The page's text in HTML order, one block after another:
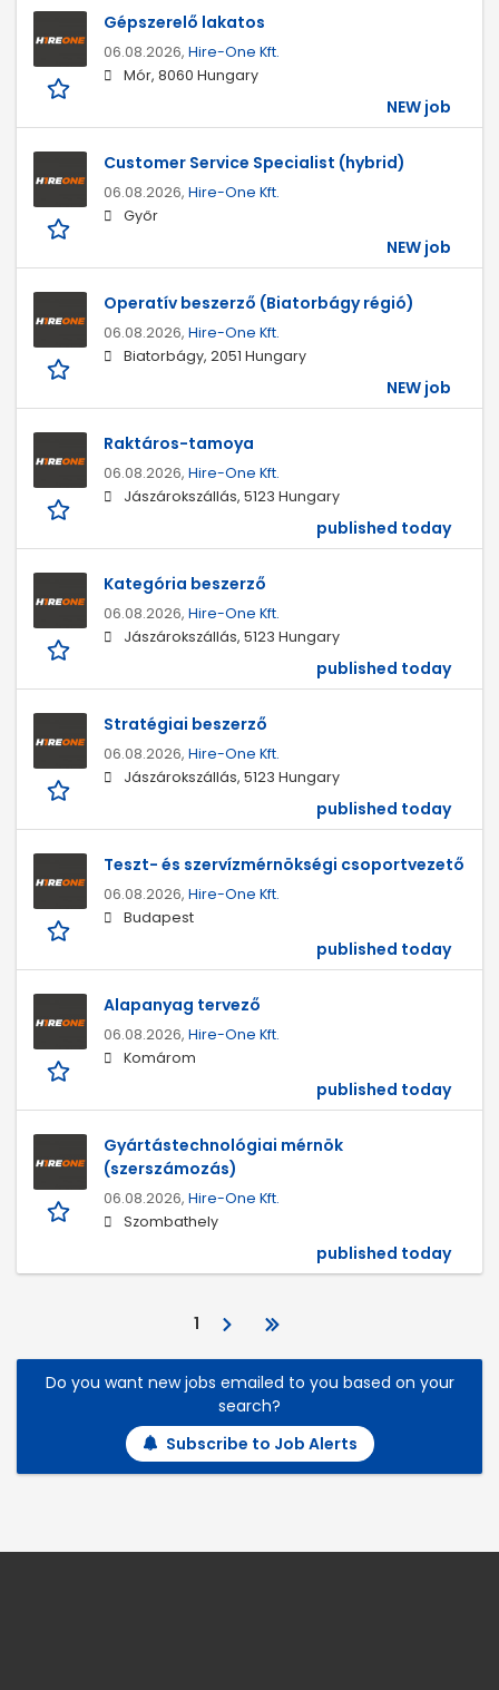
Gépszerelő lakatos
06.08.2026, Hire-One Kft.
Mór, 8060 Hungary
NEW job
Customer Service Specialist (hybrid)
06.08.2026, Hire-One Kft.
Győr
NEW job
Operatív beszerző (Biatorbágy régió)
06.08.2026, Hire-One Kft.
Biatorbágy, 2051 Hungary
NEW job
Raktáros-tamoya
06.08.2026, Hire-One Kft.
Jászárokszállás, 5123 Hungary
published today
Kategória beszerző
06.08.2026, Hire-One Kft.
Jászárokszállás, 5123 Hungary
published today
Stratégiai beszerző
06.08.2026, Hire-One Kft.
Jászárokszállás, 5123 Hungary
published today
Teszt- és szervízmérnökségi csoportvezető
06.08.2026, Hire-One Kft.
Budapest
published today
Alapanyag tervező
06.08.2026, Hire-One Kft.
Komárom
published today
Gyártástechnológiai mérnök
(szerszámozás)
06.08.2026, Hire-One Kft.
Szombathely
published today
1
Do you want new jobs emailed to you based on your
search?
Subscribe to Job Alerts